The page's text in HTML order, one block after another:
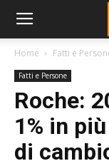
Home Fatti e
Fatti e Persone
Roche:
1% in
di